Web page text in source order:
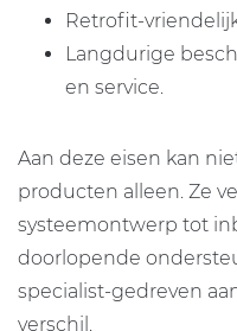
Retrofit-
Langdurige
en service.
Aan deze eisen kan
producten alleen. Ze
systeemontwerp tot
doorlopende
specialist-gedreven
verschil.